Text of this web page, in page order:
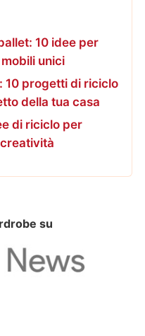
10 idee per
unici
10 progetti di riciclo
della tua casa
di riciclo per
su